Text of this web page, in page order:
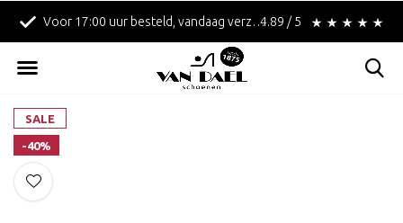
Voor 17:00 uur besteld, vandaag verzonden! Betaal achteraf met
4.89 / 5
SALE
-40%